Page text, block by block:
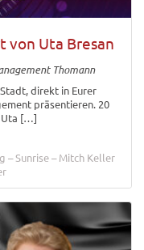
von Uta Bresan
Thomann
direkt in Eurer
präsentieren. 20
Uta […]
Sunrise
Mitch Keller